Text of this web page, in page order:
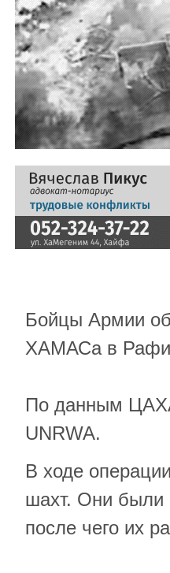
Бойцы Армии
ХАМАСа в
По данным
UNRWA.
В ходе
шахт. Они были
после чего их